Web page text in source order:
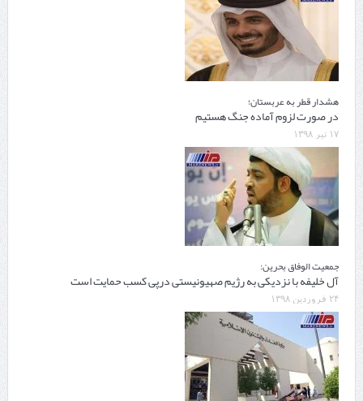
هشدار قطر به عربستان؛
در صورت لزوم آماده جنگ هستیم
۱۷ تیر ۱۳۹۸
جمعیت الوفاق بحرین:
آل خلیفه با نزدیکی به رژیم صهیونیستی درپی کسب حمایت است
۲۴ فروردین ۱۳۹۸